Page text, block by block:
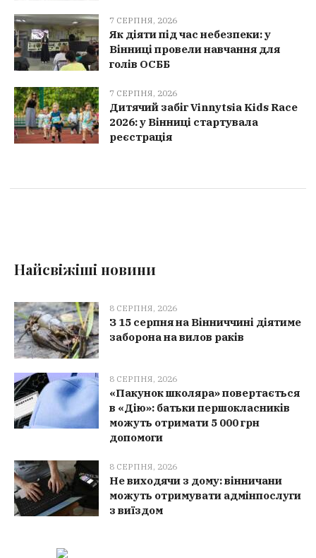
7 СЕРПНЯ, 2026
Як діяти під час небезпеки: у
Вінниці провели навчання для
голів ОСББ
7 СЕРПНЯ, 2026
Дитячий забіг Vinnytsia Kids Race
2026: у Вінниці стартувала
реєстрація
Найсвіжіші новини
8 СЕРПНЯ, 2026
З 15 серпня на Вінниччині діятиме
заборона на вилов раків
8 СЕРПНЯ, 2026
«Пакунок школяра» повертається
в «Дію»: батьки першокласників
можуть отримати 5 000 грн
допомоги
8 СЕРПНЯ, 2026
Не виходячи з дому: вінничани
можуть отримувати адмінпослуги
з виїздом